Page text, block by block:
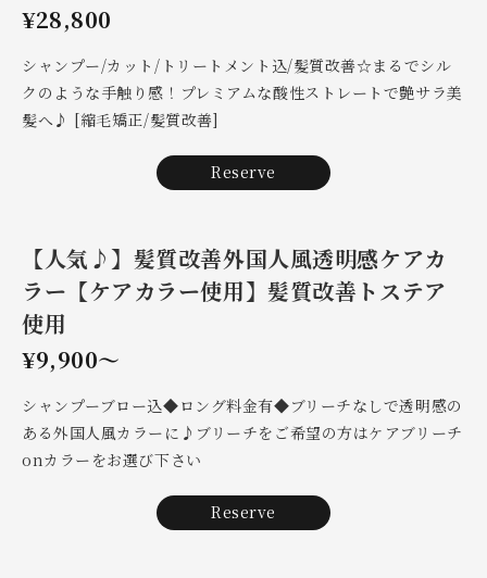
¥28,800
シャンプー/カット/トリートメント込/髪質改善☆まるでシル
クのような手触り感！プレミアムな酸性ストレートで艶サラ美
髪へ♪ [縮毛矯正/髪質改善]
Reserve
【人気♪】髪質改善外国人風透明感ケアカ
ラー【ケアカラー使用】髪質改善トステア
使用
¥9,900～
シャンプーブロー込◆ロング料金有◆ブリーチなしで透明感の
ある外国人風カラーに♪ブリーチをご希望の方はケアブリーチ
onカラーをお選び下さい
Reserve